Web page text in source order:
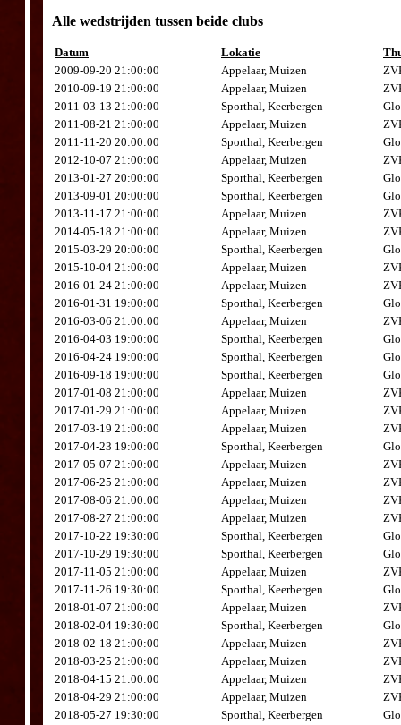
Alle wedstrijden tussen beide clubs
Datum Lokatie
2009-09-20 21:00:00
Appelaar, Muizen
2010-09-19 21:00:00
Appelaar, Muizen
2011-03-13 21:00:00
Sporthal, Keerbergen
2011-08-21 21:00:00
Appelaar, Muizen
2011-11-20 20:00:00
Sporthal, Keerbergen
2012-10-07 21:00:00
Appelaar, Muizen
2013-01-27 20:00:00
Sporthal, Keerbergen
2013-09-01 20:00:00
Sporthal, Keerbergen
2013-11-17 21:00:00
Appelaar, Muizen
2014-05-18 21:00:00
Appelaar, Muizen
2015-03-29 20:00:00
Sporthal, Keerbergen
2015-10-04 21:00:00
Appelaar, Muizen
2016-01-24 21:00:00
Appelaar, Muizen
2016-01-31 19:00:00
Sporthal, Keerbergen
2016-03-06 21:00:00
Appelaar, Muizen
2016-04-03 19:00:00
Sporthal, Keerbergen
2016-04-24 19:00:00
Sporthal, Keerbergen
2016-09-18 19:00:00
Sporthal, Keerbergen
2017-01-08 21:00:00
Appelaar, Muizen
2017-01-29 21:00:00
Appelaar, Muizen
2017-03-19 21:00:00
Appelaar, Muizen
2017-04-23 19:00:00
Sporthal, Keerbergen
2017-05-07 21:00:00
Appelaar, Muizen
2017-06-25 21:00:00
Appelaar, Muizen
2017-08-06 21:00:00
Appelaar, Muizen
2017-08-27 21:00:00
Appelaar, Muizen
2017-10-22 19:30:00
Sporthal, Keerbergen
2017-10-29 19:30:00
Sporthal, Keerbergen
2017-11-05 21:00:00
Appelaar, Muizen
2017-11-26 19:30:00
Sporthal, Keerbergen
2018-01-07 21:00:00
Appelaar, Muizen
2018-02-04 19:30:00
Sporthal, Keerbergen
2018-02-18 21:00:00
Appelaar, Muizen
2018-03-25 21:00:00
Appelaar, Muizen
2018-04-15 21:00:00
Appelaar, Muizen
2018-04-29 21:00:00
Appelaar, Muizen
2018-05-27 19:30:00
Sporthal, Keerbergen